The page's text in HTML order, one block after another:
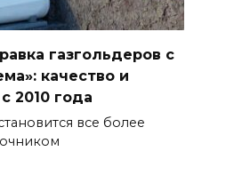
газгольдеров с
качество и
2010 года
все более